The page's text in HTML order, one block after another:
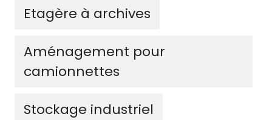
Etagère à archives
Aménagement pour
camionnettes
Stockage industriel